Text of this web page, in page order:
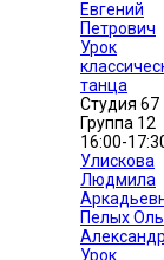
Евгений
Петрович
Урок
танца
Студия 67
Группа 12
16:00-
Улискова
Людмила
Пелых
Урок